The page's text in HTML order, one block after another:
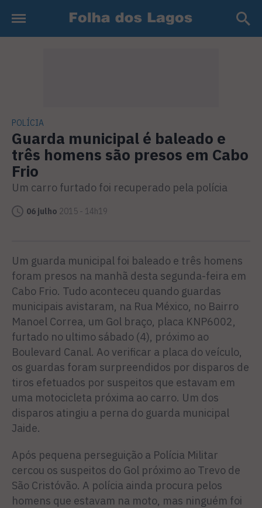
POLÍCIA
Guarda municipal é baleado e
três homens são presos em Cabo
Frio
Um carro furtado foi recuperado pela polícia
06 julho 2015 - 14h19
Um guarda municipal foi baleado e três homens
foram presos na manhã desta segunda-feira em
Cabo Frio. Tudo aconteceu quando guardas
municipais avistaram, na Rua México, no Bairro
Manoel Correa, um Gol braço, placa KNP6002,
furtado no ultimo sábado (4), próximo ao
Boulevard Canal. Ao verificar a placa do veículo,
os guardas foram surpreendidos por disparos de
tiros efetuados por suspeitos que estavam em
uma motocicleta próxima ao carro. Um dos
disparos atingiu a perna do guarda municipal
Jaide.
Após pequena perseguição a Polícia Militar
cercou os suspeitos do Gol próximo ao Trevo de
São Cristóvão. A polícia ainda procura pelos
homens que estavam na moto, mas ninguém foi